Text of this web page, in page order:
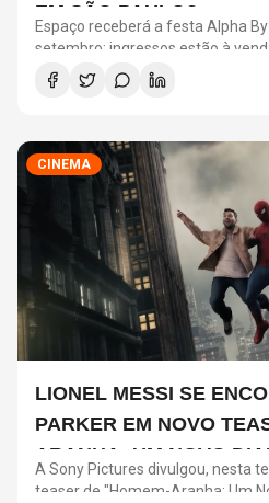
EM SÃO PAULO?
Espaço receberá a festa Alpha
setembro; ingressos estão à
Brasil
CINEMA
LIONEL MESSI SE
PARKER EM NOVO
ARANHA: UM NOVO
A Sony Pictures divulgou, nesta
teaser de "Homem-Aranha: Um